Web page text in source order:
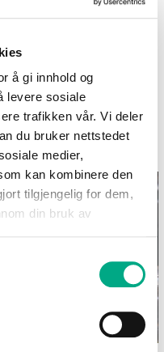
å gi innhold og
levere sosiale
trafikken vår. Vi deler
du bruker nettstedet
medier,
kan kombinere den
tilgjengelig for dem,
din bruk av
fra